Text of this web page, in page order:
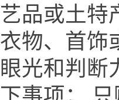
艺品或土特
衣物、首饰
眼光和判断